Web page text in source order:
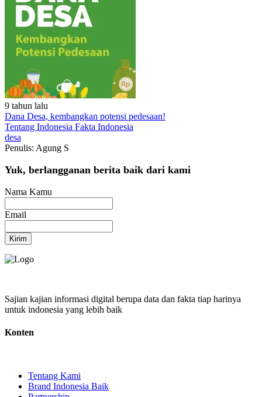
9 tahun lalu
Dana Desa, kembangkan potensi pedesaan!
Tentang Indonesia Fakta Indonesia
desa
Penulis: Agung S
Yuk, berlangganan berita baik dari kami
Nama Kamu
Email
Kirim
Sajian kajian informasi digital berupa data dan fakta tiap harinya
untuk indonesia yang lebih baik
Konten
Tentang Kami
Brand Indonesia Baik